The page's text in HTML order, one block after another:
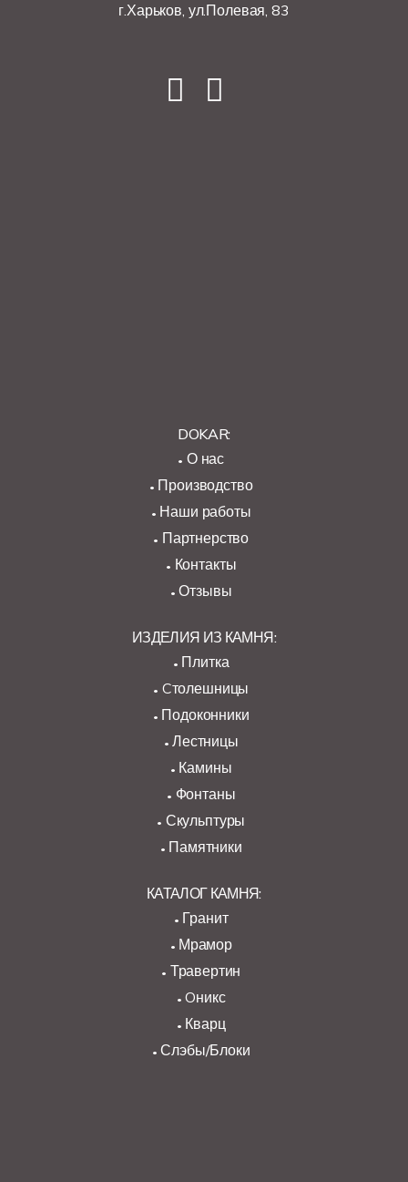
г.Харьков, ул.Полевая, 83
DOKAR:
О нас
Производство
Наши работы
Партнерство
Контакты
Отзывы
ИЗДЕЛИЯ ИЗ КАМНЯ:
Плитка
Cтолешницы
Подоконники
Лестницы
Камины
Фонтаны
Скульптуры
Памятники
КАТАЛОГ КАМНЯ:
Гранит
Мрамор
Травертин
Oникс
Кварц
Слэбы/Блоки